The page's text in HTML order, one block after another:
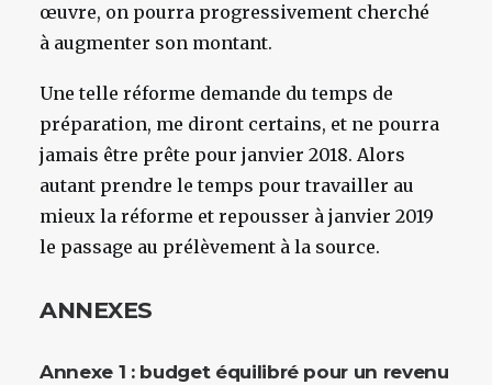
œuvre, on pourra progressivement cherché
à augmenter son montant.
Une telle réforme demande du temps de
préparation, me diront certains, et ne pourra
jamais être prête pour janvier 2018. Alors
autant prendre le temps pour travailler au
mieux la réforme et repousser à janvier 2019
le passage au prélèvement à la source.
ANNEXES
Annexe 1 : budget équilibré pour un revenu